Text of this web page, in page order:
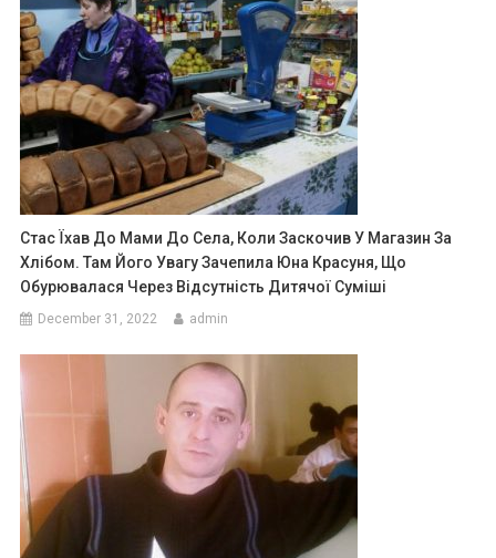
Стас Їхав До Мами До Села, Коли Заскочив У Магазин За
Хлібом. Там Його Увагу Зачепила Юна Красуня, Що
Обурювалася Через Відсутність Дитячої Суміші
December 31, 2022 admin